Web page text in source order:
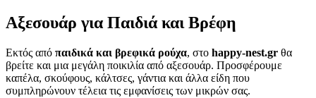
Αξεσουάρ για Παιδιά και Βρέφη
Εκτός από παιδικά και βρεφικά ρούχα, στο happy-nest.gr θα
βρείτε και μια μεγάλη ποικιλία από αξεσουάρ. Προσφέρουμε
καπέλα, σκούφους, κάλτσες, γάντια και άλλα είδη που
συμπληρώνουν τέλεια τις εμφανίσεις των μικρών σας.